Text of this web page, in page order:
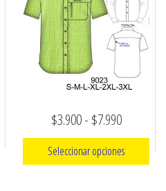
$3.900- $7.990Rango
de
precios:
Seleccionar opciones